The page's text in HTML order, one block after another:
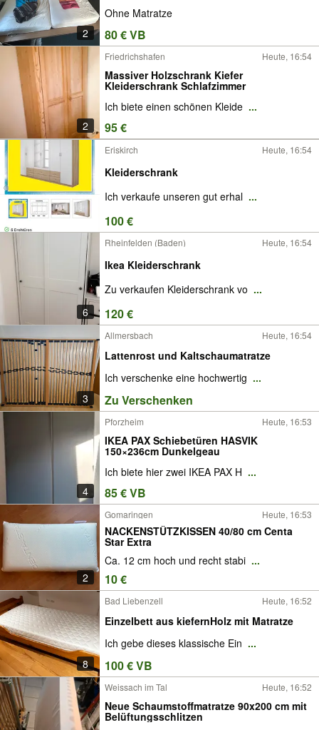
2
Ohne Matratze
80 € VB
2
Friedrichshafen Heute, 16:54
Massiver Holzschrank Kiefer
Kleiderschrank Schlafzimmer
Ich biete einen schönen Kleide ...
95 €
Eriskirch Heute, 16:54
Kleiderschrank
Ich verkaufe unseren gut erhal ...
100 €
6
Rheinfelden (Baden) Heute, 16:54
Ikea Kleiderschrank
Zu verkaufen Kleiderschrank vo ...
120 €
3
Allmersbach Heute, 16:54
Lattenrost und Kaltschaumatratze
Ich verschenke eine hochwertig ...
Zu Verschenken
4
Pforzheim Heute, 16:53
IKEA PAX Schiebetüren HASVIK
150×236cm Dunkelgeau
Ich biete hier zwei IKEA PAX H ...
85 € VB
2
Gomaringen Heute, 16:53
NACKENSTÜTZKISSEN 40/80 cm Centa
Star Extra
Ca. 12 cm hoch und recht stabi ...
10 €
8
Bad Liebenzell Heute, 16:52
Einzelbett aus kiefernHolz mit Matratze
Ich gebe dieses klassische Ein ...
100 € VB
Weissach im Tal Heute, 16:52
Neue Schaumstoffmatratze 90x200 cm mit
Belüftungsschlitzen